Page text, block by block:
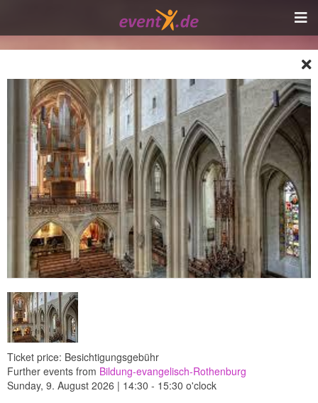
Ticket price: Besichtigungsgebühr
Further events from Bildung-evangelisch-Rothenburg
Sunday, 9. August 2026 | 14:30 - 15:30 o'clock